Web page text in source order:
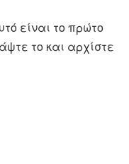
είναι το πρώτο
το και αρχίστε